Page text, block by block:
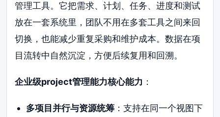
管理工具。它把需求、计划、任务、进度和测试
放在一套系统里，团队不用在多套工具之间来回
切换，也能减少重复采购和维护成本。数据在项
目流转中自然沉淀，方便后续复用和回溯。
企业级project管理能力核心能力 ：
多项目并行与资源统筹：支持在同一个视图下